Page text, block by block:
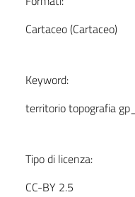
Cartaceo (Cartaceo)
Keyword:
territorio topografia
Tipo di licenza:
CC-BY 2.5